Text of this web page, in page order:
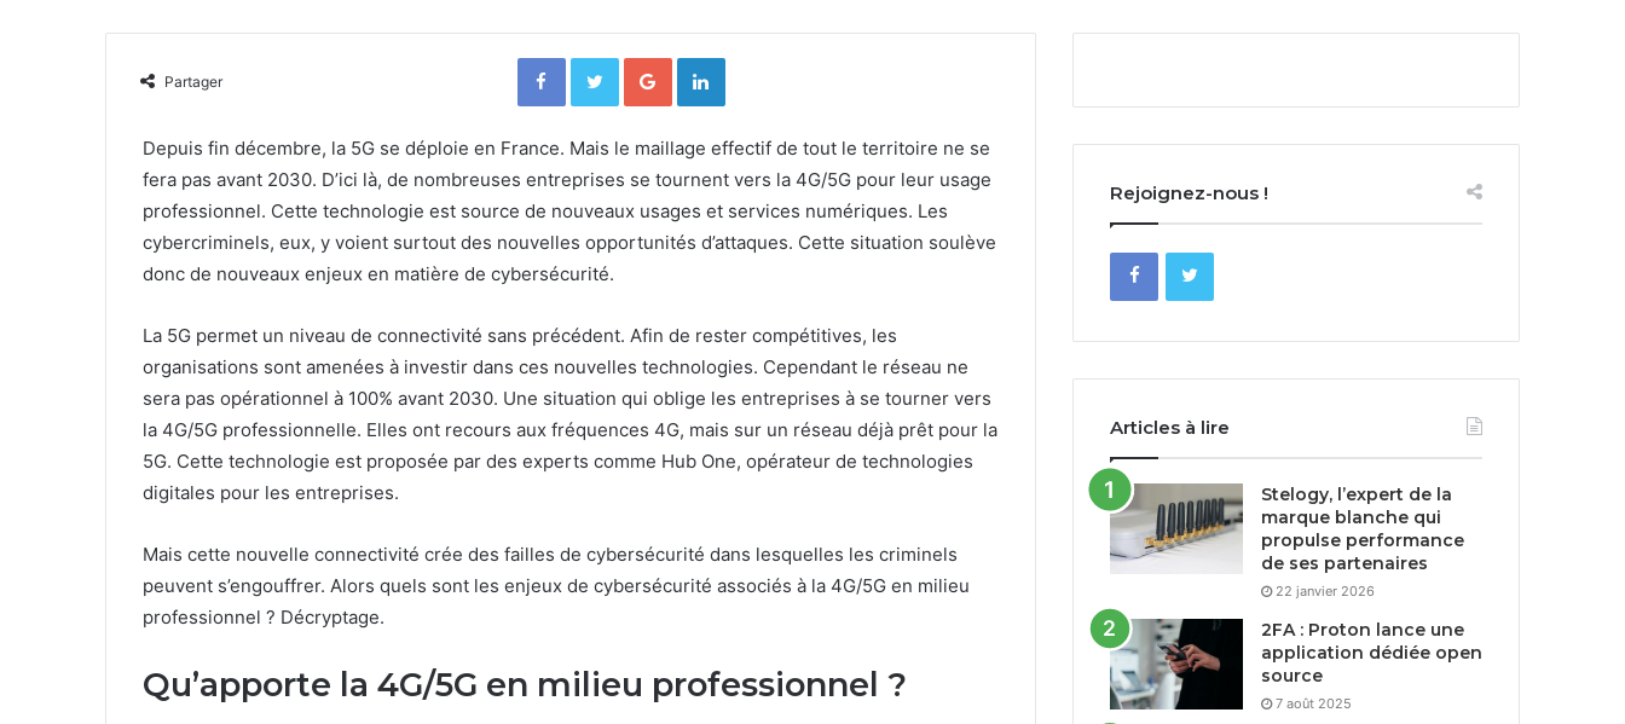
Partager
FacebookTwitterGoogle+Linkedin
Depuis fin décembre, la 5G se déploie en France. Mais le maillage effectif de tout le territoire ne se
fera pas avant 2030. D’ici là, de nombreuses entreprises se tournent vers la 4G/5G pour leur usage
professionnel. Cette technologie est source de nouveaux usages et services numériques. Les
cybercriminels, eux, y voient surtout des nouvelles opportunités d’attaques. Cette situation soulève
donc de nouveaux enjeux en matière de cybersécurité.
La 5G permet un niveau de connectivité sans précédent. Afin de rester compétitives, les
organisations sont amenées à investir dans ces nouvelles technologies. Cependant le réseau ne
sera pas opérationnel à 100% avant 2030. Une situation qui oblige les entreprises à se tourner vers
la 4G/5G professionnelle. Elles ont recours aux fréquences 4G, mais sur un réseau déjà prêt pour la
5G. Cette technologie est proposée par des experts comme Hub One, opérateur de technologies
digitales pour les entreprises.
Mais cette nouvelle connectivité crée des failles de cybersécurité dans lesquelles les criminels
peuvent s’engouffrer. Alors quels sont les enjeux de cybersécurité associés à la 4G/5G en milieu
professionnel ? Décryptage.
Qu’apporte la 4G/5G en milieu professionnel ?
Rejoignez-nous !
Articles à lire
Stelogy, l’expert de la
marque blanche qui
propulse performance
de ses partenaires
22 janvier 2026
2FA : Proton lance une
application dédiée open
source
7 août 2025